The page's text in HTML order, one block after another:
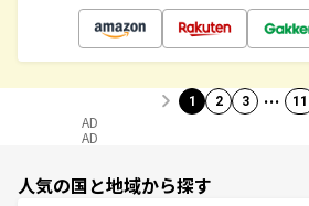
1 2 3 … 11
AD
AD
人気の国と地域から探す